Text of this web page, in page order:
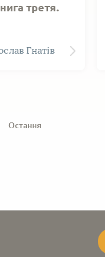
третя.
Гнатів
Остання